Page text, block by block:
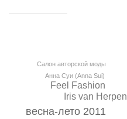
весна-лето 2011
Iris van Herpen
Feel Fashion
Анна Суи (Anna Sui)
Салон авторской моды